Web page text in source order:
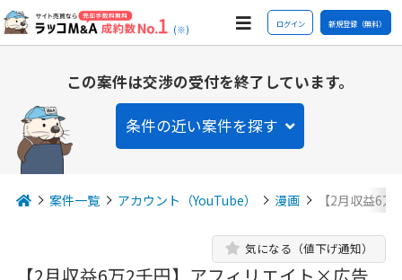
(※) ログイン 新規登録（無料）
この案件は交渉の受付を終了しています。
条件の近い案件を探す
案件一覧 アカウント（YouTube） 漫画 【2月収益6
気になる（値下げ通知）